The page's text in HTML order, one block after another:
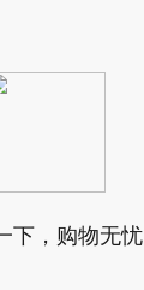
下，购物无忧